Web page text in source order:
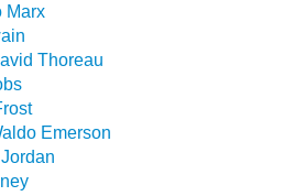
Marx
Thoreau
Emerson